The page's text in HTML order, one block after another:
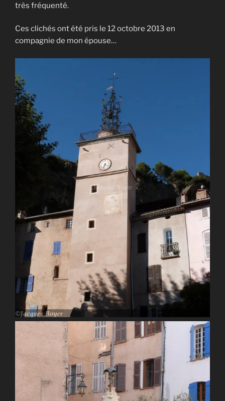
très fréquenté.
Ces clichés ont été pris le 12 octobre 2013 en
compagnie de mon épouse…